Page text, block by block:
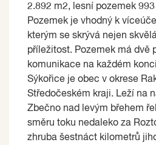
2.892 m2, lesní pozemek
Pozemek je vhodný k
kterým se skrývá nejen
příležitost. Pozemek má dvě
komunikace na každém
Sýkořice je obec v okrese
Středočeském kraji. Leží na
Zbečno nad levým břehem
směru toku nedaleko za
zhruba šestnáct kilometrů